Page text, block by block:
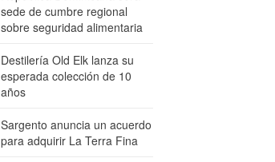
sede de cumbre regional
sobre seguridad alimentaria
Destilería Old Elk lanza su
esperada colección de 10
años
Sargento anuncia un acuerdo
para adquirir La Terra Fina